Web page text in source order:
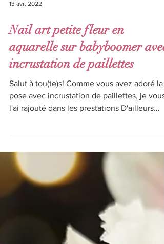
13 avr. 2022
Nail art petite fleur en
aquarelle sur babyboomer avec
incrustation de paillettes
Salut à tou(te)s! Comme vous avez adoré la
pose avec incrustation de paillettes, je vous
une...